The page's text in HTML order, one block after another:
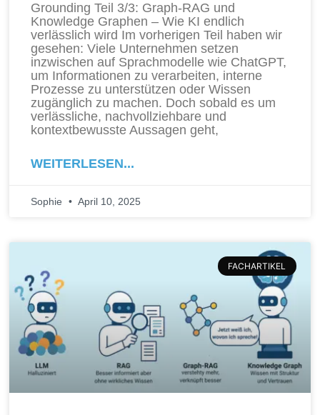
Grounding Teil 3/3: Graph-RAG und
Knowledge Graphen – Wie KI endlich
verlässlich wird Im vorherigen Teil haben wir
gesehen: Viele Unternehmen setzen
inzwischen auf Sprachmodelle wie ChatGPT,
um Informationen zu verarbeiten, interne
Prozesse zu unterstützen oder Wissen
zugänglich zu machen. Doch sobald es um
verlässliche, nachvollziehbare und
kontextbewusste Aussagen geht,
WEITERLESEN...
Sophie April 10, 2025
FACHARTIKEL